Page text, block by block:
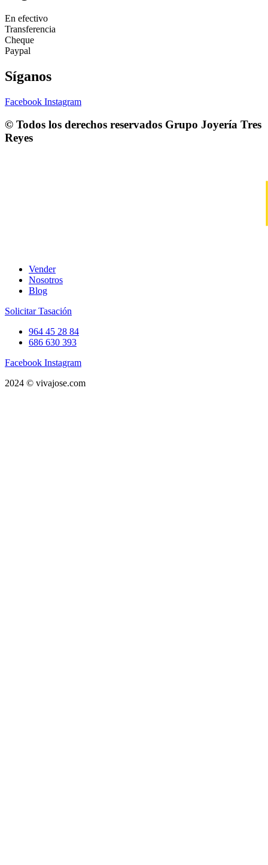
En efectivo
Transferencia
Cheque
Paypal
Síganos
Facebook Instagram
© Todos los derechos reservados Grupo Joyería Tres
Reyes
Vender
Nosotros
Blog
Solicitar Tasación
964 45 28 84
686 630 393
Facebook Instagram
2024 © vivajose.com